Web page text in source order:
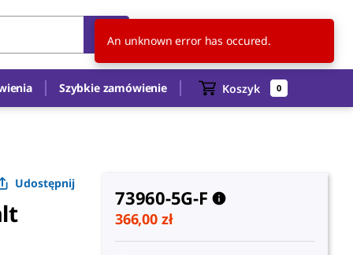
PL
Szybkie zamówienie Koszyk 0
Udostępnij
73960-5G-F
366,00 zł
An unknown error has occured.